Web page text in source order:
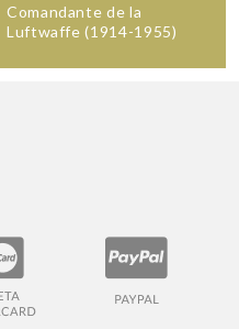
Comandante de la
Luftwaffe (1914-1955)